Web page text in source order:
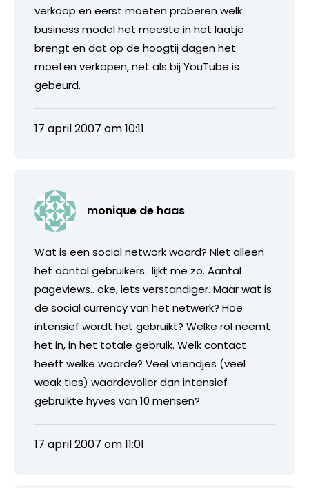
verkoop en eerst moeten proberen welk
business model het meeste in het laatje
brengt en dat op de hoogtij dagen het
moeten verkopen, net als bij YouTube is
gebeurd.
17 april 2007 om 10:11
monique de haas
Wat is een social network waard? Niet alleen
het aantal gebruikers.. lijkt me zo. Aantal
pageviews.. oke, iets verstandiger. Maar wat is
de social currency van het netwerk? Hoe
intensief wordt het gebruikt? Welke rol neemt
het in, in het totale gebruik. Welk contact
heeft welke waarde? Veel vriendjes (veel
weak ties) waardevoller dan intensief
gebruikte hyves van 10 mensen?
17 april 2007 om 11:01